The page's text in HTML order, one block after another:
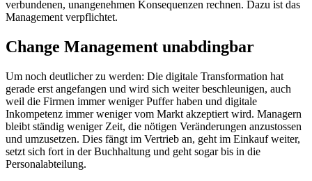
verbundenen, unangenehmen Konsequenzen rechnen. Dazu ist das
Management verpflichtet.
Change Management unabdingbar
Um noch deutlicher zu werden: Die digitale Transformation hat
gerade erst angefangen und wird sich weiter beschleunigen, auch
weil die Firmen immer weniger Puffer haben und digitale
Inkompetenz immer weniger vom Markt akzeptiert wird. Managern
bleibt ständig weniger Zeit, die nötigen Veränderungen anzustossen
und umzusetzen. Dies fängt im Vertrieb an, geht im Einkauf weiter,
setzt sich fort in der Buchhaltung und geht sogar bis in die
Personalabteilung.